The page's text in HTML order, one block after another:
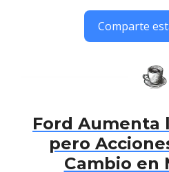
Comparte
Ford Aumenta
pero
Cambio en